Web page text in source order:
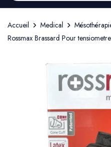
Accueil Medical
Rossmax Brassard Pour